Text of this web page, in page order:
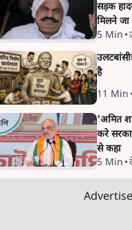
सड़क
मिलने जा
5 Min •
है
11 Min •
'अमित
करे
से कहा
5 Min •